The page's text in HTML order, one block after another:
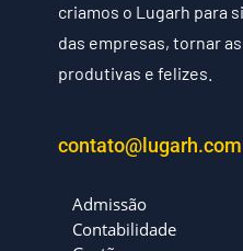
criamos o Lugarh para
das empresas, tornar
produtivas e felizes.
Admissão
Contabilidade